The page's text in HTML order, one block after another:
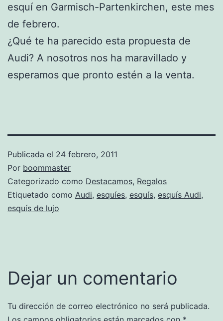
esquí en Garmisch-Partenkirchen, este mes
de febrero.
¿Qué te ha parecido esta propuesta de
Audi? A nosotros nos ha maravillado y
esperamos que pronto estén a la venta.
Publicada el 24 febrero, 2011
Por boommaster
Categorizado como Destacamos, Regalos
Etiquetado como Audi, esquíes, esquís, esquís Audi,
esquís de lujo
Dejar un comentario
Tu dirección de correo electrónico no será publicada.